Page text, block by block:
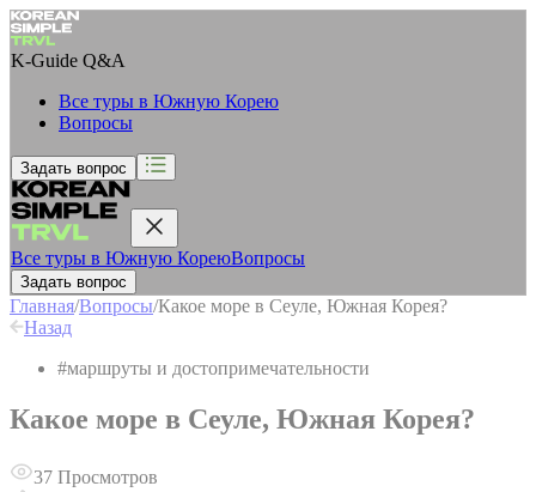
K-Guide Q&A
Все туры в Южную Корею
Вопросы
Задать вопрос
Все туры в Южную КореюВопросы
Задать вопрос
Главная/Вопросы/Какое море в Сеуле, Южная Корея?
Назад
#маршруты и достопримечательности
Какое море в Сеуле, Южная Корея?
37 Просмотров